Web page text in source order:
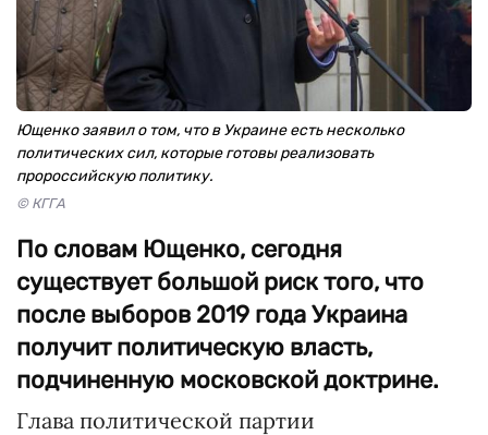
Ющенко заявил о том, что в Украине есть несколько
политических сил, которые готовы реализовать
пророссийскую политику.
© КГГА
По словам Ющенко, сегодня
существует большой риск того, что
после выборов 2019 года Украина
получит политическую власть,
подчиненную московской доктрине.
Глава политической партии